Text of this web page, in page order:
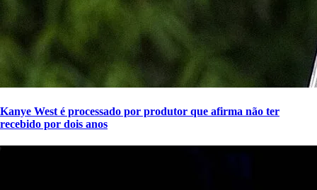
Kanye West é processado por produtor que afirma não ter
recebido por dois anos